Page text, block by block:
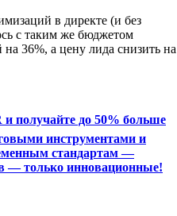
в директе (и без
с таким же бюджетом
36%, а цену лида снизить на
получайте до 50% больше
инструментами и
стандартам —
— только инновационные!